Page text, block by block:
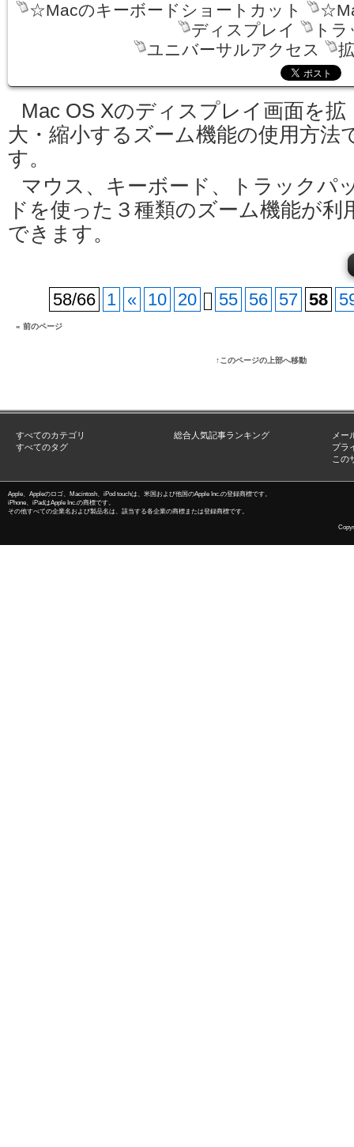
☆Macのキーボードショートカット
ディスプレイ
ト
ユニバーサルアクセス
Mac OS Xのディスプレイ画面を拡
大・縮小するズーム機能の使用方法
す。
マウス、キーボード、トラックパ
ドを使った３種類のズーム機能が利
できます。
58/66 1 « 10 20 55 56 57 58
« 前のページ
↑このページの上部へ移動
すべてのカテゴリ
すべてのタグ
総合人気記事ランキング
メー
プラ
この
Apple、Appleのロゴ、Macintosh、iPod touchは、米国および他国のApple Inc.の登録商標です。
iPhone、iPadはApple Inc.の商標です。
その他すべての企業名および製品名は、該当する各企業の商標または登録商標です。